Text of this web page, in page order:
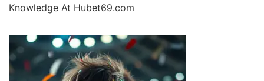
Knowledge At Hubet69.com